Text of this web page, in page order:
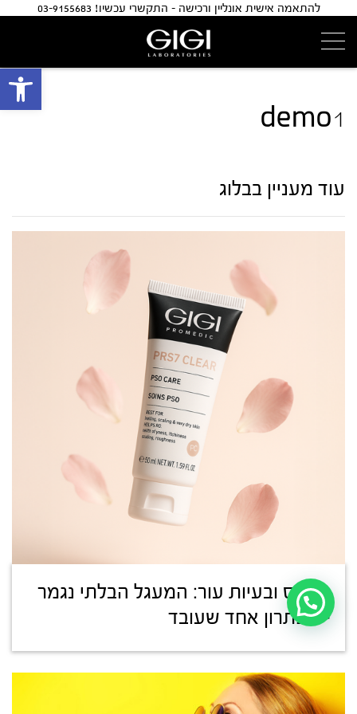
להתאמה אישית אונליין ורכישה - התקשרי עכשיו! 03-9155683
demo1
עוד מעניין בבלוג
סטרס ובעיות עור: המעגל הבלתי נגמר
– ופתרון אחד שעובד